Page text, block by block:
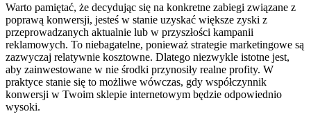
Warto pamiętać, że decydując się na konkretne zabiegi związane z
poprawą konwersji, jesteś w stanie uzyskać większe zyski z
przeprowadzanych aktualnie lub w przyszłości kampanii
reklamowych. To niebagatelne, ponieważ strategie marketingowe są
zazwyczaj relatywnie kosztowne. Dlatego niezwykle istotne jest,
aby zainwestowane w nie środki przynosiły realne profity. W
praktyce stanie się to możliwe wówczas, gdy współczynnik
konwersji w Twoim sklepie internetowym będzie odpowiednio
wysoki.